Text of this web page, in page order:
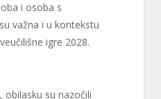
i osoba s
važna i u kontekstu
igre 2028.
obilasku su nazočili